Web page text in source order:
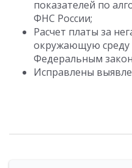
показателей по
ФНС России;
Расчет платы за
окружающую среду
Федеральным
Исправлены